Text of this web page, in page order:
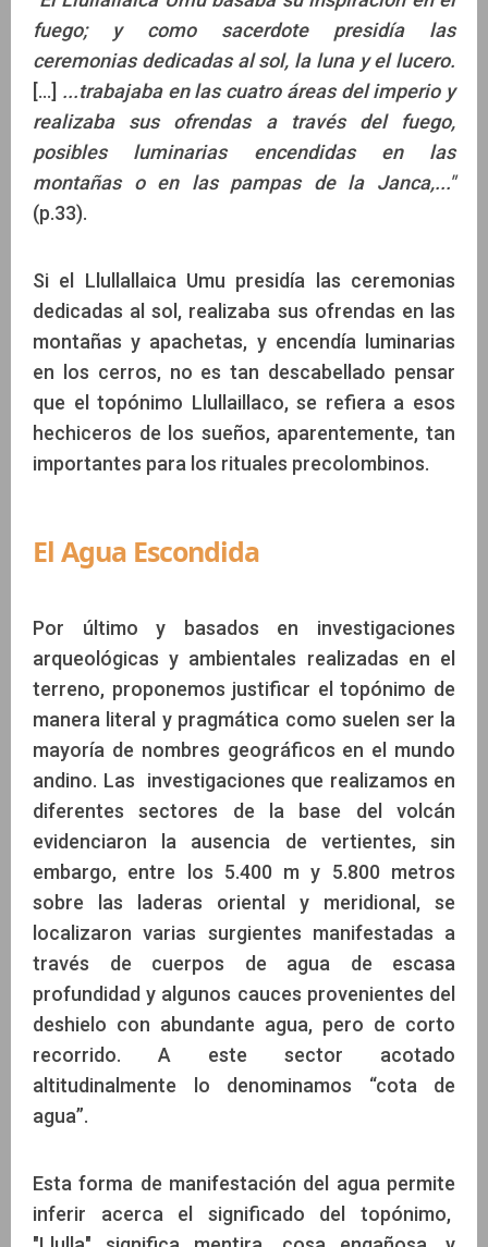
fuego; y como sacerdote presidía las
ceremonias dedicadas al sol, la luna y el lucero.
[...] ...trabajaba en las cuatro áreas del imperio y
realizaba sus ofrendas a través del fuego,
posibles luminarias encendidas en las
montañas o en las pampas de la Janca,..."
(p.33).
Si el Llullallaica Umu presidía las ceremonias
dedicadas al sol, realizaba sus ofrendas en las
montañas y apachetas, y encendía luminarias
en los cerros, no es tan descabellado pensar
que el topónimo Llullaillaco, se refiera a esos
hechiceros de los sueños, aparentemente, tan
importantes para los rituales precolombinos.
El Agua Escondida
Por último y basados en investigaciones
arqueológicas y ambientales realizadas en el
terreno, proponemos justificar el topónimo de
manera literal y pragmática como suelen ser la
mayoría de nombres geográficos en el mundo
andino. Las investigaciones que realizamos en
diferentes sectores de la base del volcán
evidenciaron la ausencia de vertientes, sin
embargo, entre los 5.400 m y 5.800 metros
sobre las laderas oriental y meridional, se
localizaron varias surgientes manifestadas a
través de cuerpos de agua de escasa
profundidad y algunos cauces provenientes del
deshielo con abundante agua, pero de corto
recorrido. A este sector acotado
altitudinalmente lo denominamos “cota de
agua”.
Esta forma de manifestación del agua permite
inferir acerca el significado del topónimo,